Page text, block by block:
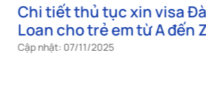
Chi tiết thủ tục xin visa Đài
Loan cho trẻ em từ A đến Z
Cập nhật: 07/11/2025